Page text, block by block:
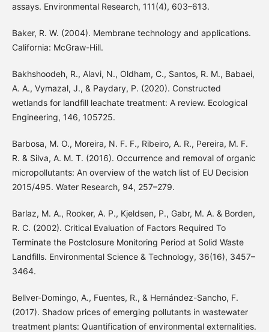
assays. Environmental Research, 111(4), 603–613.
Baker, R. W. (2004). Membrane technology and applications.
California: McGraw-Hill.
Bakhshoodeh, R., Alavi, N., Oldham, C., Santos, R. M., Babaei,
A. A., Vymazal, J., & Paydary, P. (2020). Constructed
wetlands for landfill leachate treatment: A review. Ecological
Engineering, 146, 105725.
Barbosa, M. O., Moreira, N. F. F., Ribeiro, A. R., Pereira, M. F.
R. & Silva, A. M. T. (2016). Occurrence and removal of organic
micropollutants: An overview of the watch list of EU Decision
2015/495. Water Research, 94, 257–279.
Barlaz, M. A., Rooker, A. P., Kjeldsen, P., Gabr, M. A. & Borden,
R. C. (2002). Critical Evaluation of Factors Required To
Terminate the Postclosure Monitoring Period at Solid Waste
Landfills. Environmental Science & Technology, 36(16), 3457–
3464.
Bellver-Domingo, A., Fuentes, R., & Hernández-Sancho, F.
(2017). Shadow prices of emerging pollutants in wastewater
treatment plants: Quantification of environmental externalities.